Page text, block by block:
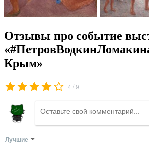
Отзывы про событие
Крым»
4 /9
Лучшие